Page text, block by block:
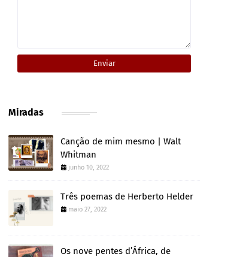
Miradas
Canção de mim mesmo | Walt
Whitman
junho 10, 2022
Três poemas de Herberto Helder
maio 27, 2022
Os nove pentes d’África, de